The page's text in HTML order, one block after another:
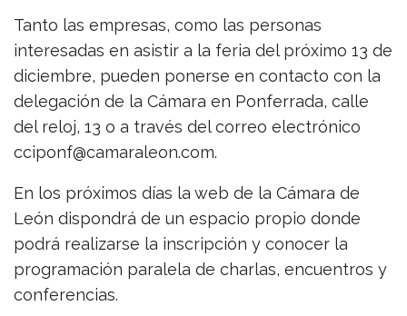
Tanto las empresas, como las personas
interesadas en asistir a la feria del próximo 13 de
diciembre, pueden ponerse en contacto con la
delegación de la Cámara en Ponferrada, calle
del reloj, 13 o a través del correo electrónico
cciponf@camaraleon.com.
En los próximos días la web de la Cámara de
León dispondrá de un espacio propio donde
podrá realizarse la inscripción y conocer la
programación paralela de charlas, encuentros y
conferencias.